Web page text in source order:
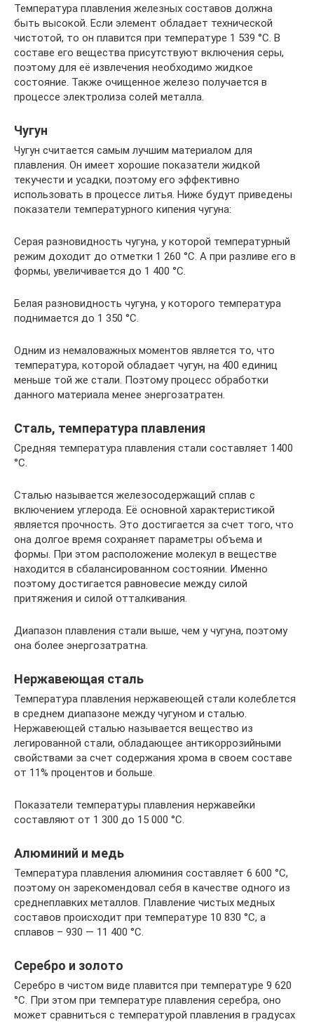
Температура плавления железных составов должна
быть высокой. Если элемент обладает технической
чистотой, то он плавится при температуре 1 539 °C. В
составе его вещества присутствуют включения серы,
поэтому для её извлечения необходимо жидкое
состояние. Также очищенное железо получается в
процессе электролиза солей металла.
Чугун
Чугун считается самым лучшим материалом для
плавления. Он имеет хорошие показатели жидкой
текучести и усадки, поэтому его эффективно
использовать в процессе литья. Ниже будут приведены
показатели температурного кипения чугуна:
Серая разновидность чугуна, у которой температурный
режим доходит до отметки 1 260 °C. А при разливе его в
формы, увеличивается до 1 400 °C.
Белая разновидность чугуна, у которого температура
поднимается до 1 350 °C.
Одним из немаловажных моментов является то, что
температура, которой обладает чугун, на 400 единиц
меньше той же стали. Поэтому процесс обработки
данного материала менее энергозатратен.
Сталь, температура плавления
Средняя температура плавления стали составляет 1400
°C.
Сталью называется железосодержащий сплав с
включением углерода. Её основной характеристикой
является прочность. Это достигается за счет того, что
она долгое время сохраняет параметры объема и
формы. При этом расположение молекул в веществе
находится в сбалансированном состоянии. Именно
поэтому достигается равновесие между силой
притяжения и силой отталкивания.
Диапазон плавления стали выше, чем у чугуна, поэтому
она более энергозатратна.
Нержавеющая сталь
Температура плавления нержавеющей стали колеблется
в среднем диапазоне между чугуном и сталью.
Нержавеющей сталью называется вещество из
легированной стали, обладающее антикоррозийными
свойствами за счет содержания хрома в своем составе
от 11% процентов и больше.
Показатели температуры плавления нержавейки
составляют от 1 300 до 15 000 °C.
Алюминий и медь
Температура плавления алюминия составляет 6 600 °C,
поэтому он зарекомендовал себя в качестве одного из
среднеплавких металлов. Плавление чистых медных
составов происходит при температуре 10 830 °C, а
сплавов – 930 — 11 400 °C.
Серебро и золото
Серебро в чистом виде плавится при температуре 9 620
°C. При этом при температуре плавления серебра, оно
может сравниться с температурой плавления в градусах